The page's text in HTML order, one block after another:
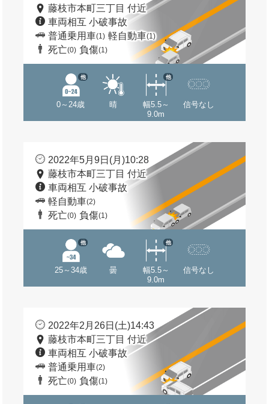
藤枝市本町三丁目 付近
車両相互 小破事故
普通乗用車(1) 軽自動車(1)
死亡(0) 負傷(1)
0～24歳
他
晴
幅5.5～
9.0m
他
信号なし
2022年5月9日(月)10:28
藤枝市本町三丁目 付近
車両相互 小破事故
軽自動車(2)
死亡(0) 負傷(1)
25～34歳
他
曇
幅5.5～
9.0m
他
信号なし
2022年2月26日(土)14:43
藤枝市本町三丁目 付近
車両相互 小破事故
普通乗用車(2)
死亡(0) 負傷(1)